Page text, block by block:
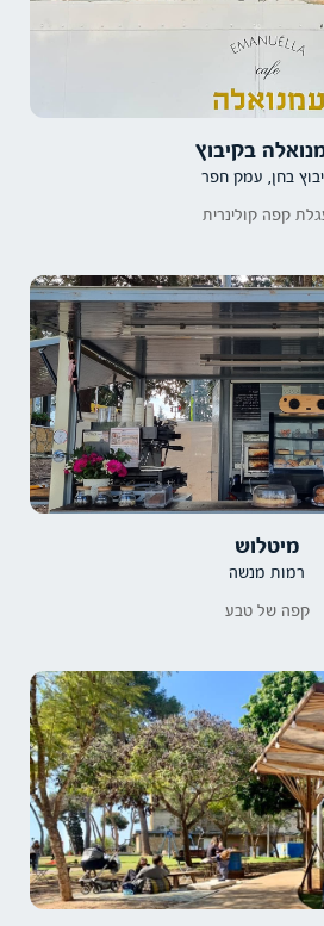
בקיבוץ
בחן, עמק חפר
קפה קולינרית
מיטלוש
רמות מנשה
קפה של טבע